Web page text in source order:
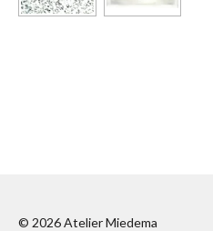
© 2026 Atelier Miedema